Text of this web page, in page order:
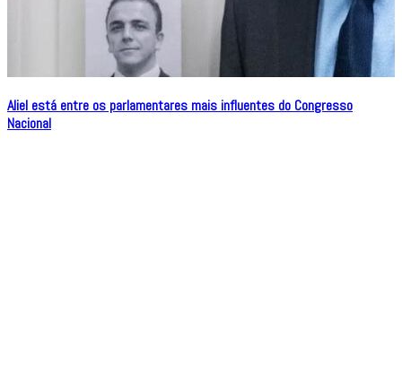
Aliel está entre os parlamentares mais influentes do Congresso
Nacional